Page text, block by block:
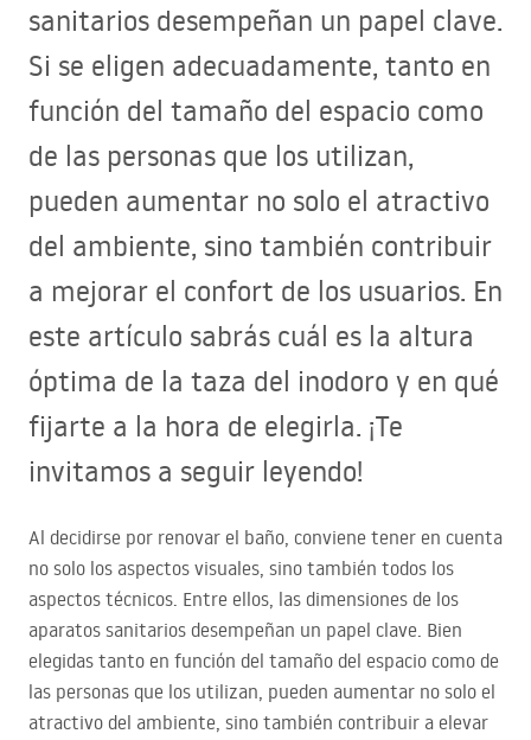
sanitarios desempeñan un papel clave.
Si se eligen adecuadamente, tanto en
función del tamaño del espacio como
de las personas que los utilizan,
pueden aumentar no solo el atractivo
del ambiente, sino también contribuir
a mejorar el confort de los usuarios. En
este artículo sabrás cuál es la altura
óptima de la taza del inodoro y en qué
fijarte a la hora de elegirla. ¡Te
invitamos a seguir leyendo!
Al decidirse por renovar el baño, conviene tener en cuenta
no solo los aspectos visuales, sino también todos los
aspectos técnicos. Entre ellos, las dimensiones de los
aparatos sanitarios desempeñan un papel clave. Bien
elegidas tanto en función del tamaño del espacio como de
las personas que los utilizan, pueden aumentar no solo el
atractivo del ambiente, sino también contribuir a elevar